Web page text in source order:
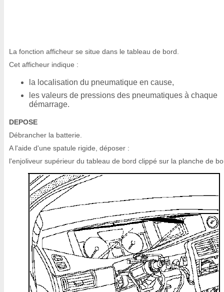
La fonction afficheur se situe dans le tableau de bord.
Cet afficheur indique :
la localisation du pneumatique en cause,
les valeurs de pressions des pneumatiques à chaque
démarrage.
DEPOSE
Débrancher la batterie.
A l'aide d'une spatule rigide, déposer :
l'enjoliveur supérieur du tableau de bord clippé sur la planche de